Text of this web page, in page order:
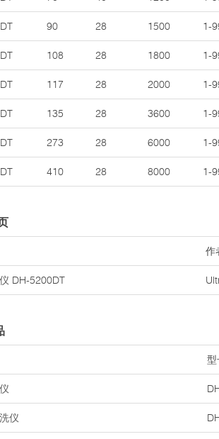
90 28 1500 1-
108 28 1800 1-
117 28 2000 1-
135 28 3600 1-
273 28 6000 1-
410 28 8000 1-
作
DH-5200DT
型
仪